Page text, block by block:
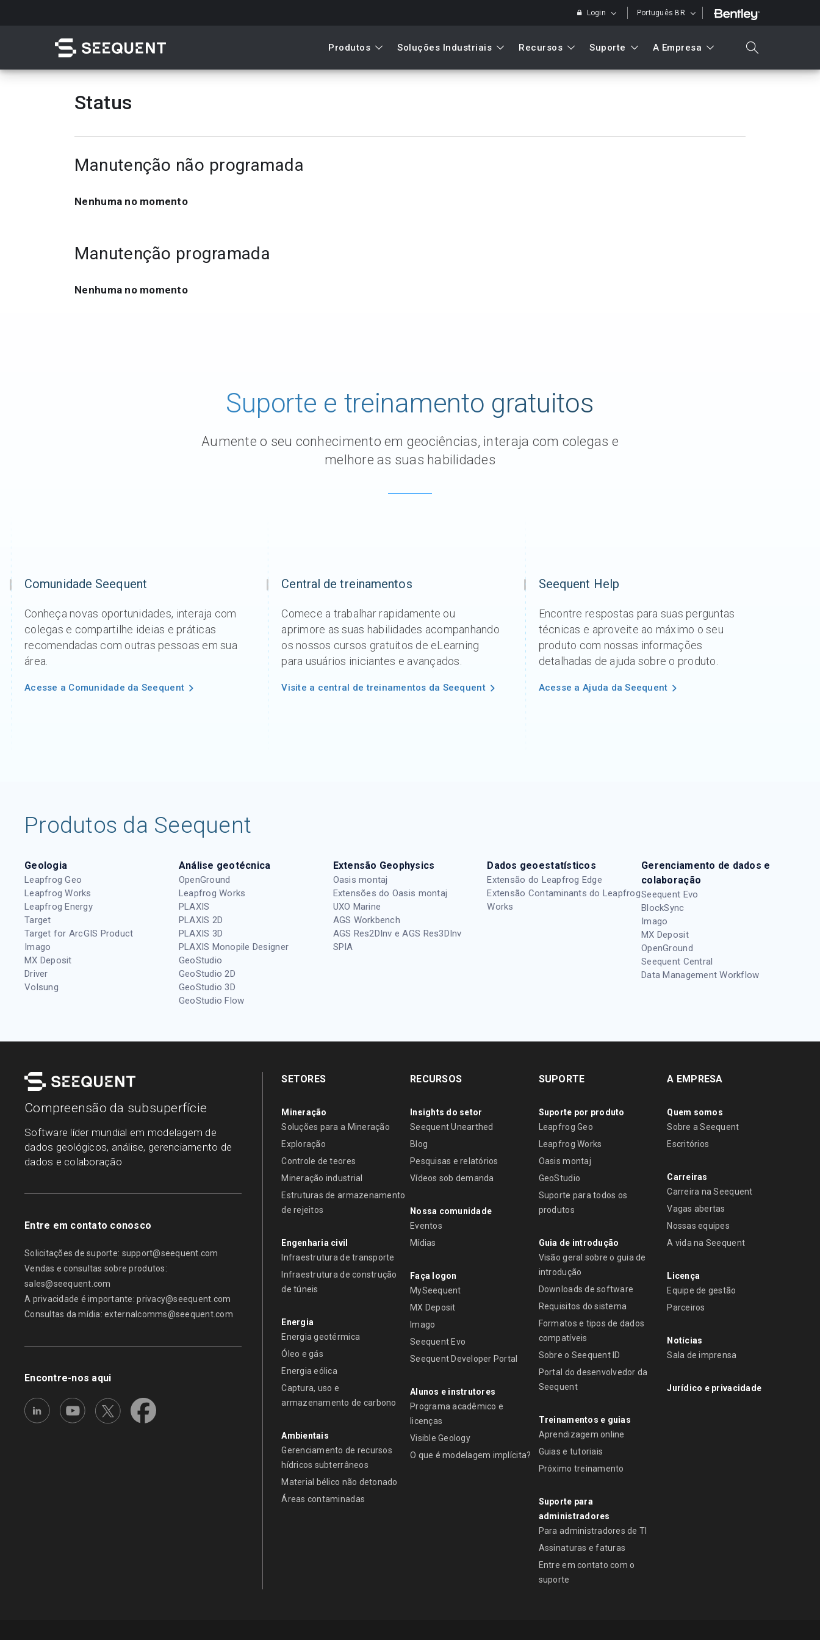
Login Português BR
Acesso rápido a
Entre em contato conosco
Produtos Soluções Industriais Recursos Suporte A Empresa
search
Status
Manutenção não programada
Nenhuma no momento
Manutenção programada
Nenhuma no momento
Suporte e treinamento gratuitos
Aumente o seu conhecimento em geociências, interaja com colegas e
melhore as suas habilidades
Comunidade Seequent
Conheça novas oportunidades, interaja com
colegas e compartilhe ideias e práticas
recomendadas com outras pessoas em sua
área.
Acesse a Comunidade da Seequent
Central de treinamentos
Comece a trabalhar rapidamente ou
aprimore as suas habilidades acompanhando
os nossos cursos gratuitos de eLearning
para usuários iniciantes e avançados.
Visite a central de treinamentos da Seequent
Seequent Help
Encontre respostas para suas perguntas
técnicas e aproveite ao máximo o seu
produto com nossas informações
detalhadas de ajuda sobre o produto.
Acesse a Ajuda da Seequent
Produtos da Seequent
Geologia
Leapfrog Geo
Leapfrog Works
Leapfrog Energy
Target
Target for ArcGIS Product
Imago
MX Deposit
Driver
Volsung
Análise geotécnica
OpenGround
Leapfrog Works
PLAXIS
PLAXIS 2D
PLAXIS 3D
PLAXIS Monopile Designer
GeoStudio
GeoStudio 2D
GeoStudio 3D
GeoStudio Flow
Extensão Geophysics
Oasis montaj
Extensões do Oasis montaj
UXO Marine
AGS Workbench
AGS Res2DInv e AGS Res3DInv
SPIA
Dados geoestatísticos
Extensão do Leapfrog Edge
Extensão Contaminants do Leapfrog
Works
Gerenciamento de dados e
colaboração
Seequent Evo
BlockSync
Imago
MX Deposit
OpenGround
Seequent Central
Data Management Workflow
Compreensão da subsuperfície
Software líder mundial em modelagem de
dados geológicos, análise, gerenciamento de
dados e colaboração
Entre em contato conosco
Solicitações de suporte: support@seequent.com
Vendas e consultas sobre produtos:
sales@seequent.com
A privacidade é importante:privacy@seequent.com
Consultas da mídia:externalcomms@seequent.com
Encontre-nos aqui
SETORES
Mineração
Soluções para a Mineração
Exploração
Controle de teores
Mineração industrial
Estruturas de armazenamento
de rejeitos
Engenharia civil
Infraestrutura de transporte
Infraestrutura de construção
de túneis
Energia
Energia geotérmica
Óleo e gás
Energia eólica
Captura, uso e
armazenamento de carbono
Ambientais
Gerenciamento de recursos
hídricos subterrâneos
Material bélico não detonado
Áreas contaminadas
RECURSOS
Insights do setor
Seequent Unearthed
Blog
Pesquisas e relatórios
Vídeos sob demanda
Nossa comunidade
Eventos
Mídias
Faça logon
MySeequent
MX Deposit
Imago
Seequent Evo
Seequent Developer Portal
Alunos e instrutores
Programa acadêmico e
licenças
Visible Geology
O que é modelagem implícita?
SUPORTE
Suporte por produto
Leapfrog Geo
Leapfrog Works
Oasis montaj
GeoStudio
Suporte para todos os
produtos
Guia de introdução
Visão geral sobre o guia de
introdução
Downloads de software
Requisitos do sistema
Formatos e tipos de dados
compatíveis
Sobre o Seequent ID
Portal do desenvolvedor da
Seequent
Treinamentos e guias
Aprendizagem online
Guias e tutoriais
Próximo treinamento
Suporte para
administradores
Para administradores de TI
Assinaturas e faturas
Entre em contato com o
suporte
A EMPRESA
Quem somos
Sobre a Seequent
Escritórios
Carreiras
Carreira na Seequent
Vagas abertas
Nossas equipes
A vida na Seequent
Licença
Equipe de gestão
Parceiros
Notícias
Sala de imprensa
Jurídico e privacidade